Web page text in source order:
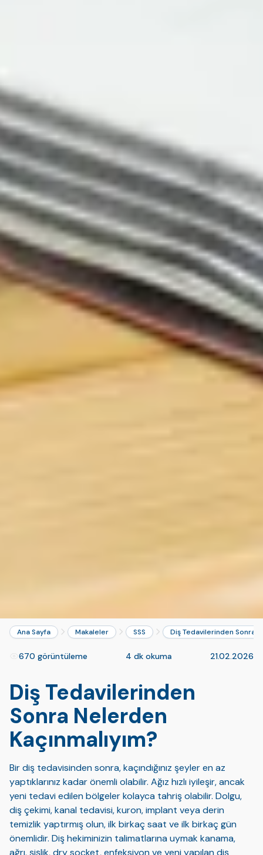
Ana Sayfa Makaleler SSS Diş Tedavilerinden Sonra
670 görüntüleme 4 dk okuma 21.02.2026
Diş Tedavilerinden
Sonra Nelerden
Kaçınmalıyım?
Bir diş tedavisinden sonra, kaçındığınız şeyler en az
yaptıklarınız kadar önemli olabilir. Ağız hızlı iyileşir, ancak
yeni tedavi edilen bölgeler kolayca tahriş olabilir. Dolgu,
diş çekimi, kanal tedavisi, kuron, implant veya derin
temizlik yaptırmış olun, ilk birkaç saat ve ilk birkaç gün
önemlidir. Diş hekiminizin talimatlarına uymak kanama,
ağrı, şişlik, dry socket, enfeksiyon ve yeni yapılan diş